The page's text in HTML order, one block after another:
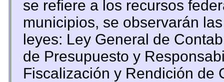
se refiere a los recursos
municipios, se observarán
leyes: Ley General de
de Presupuesto y
Fiscalización y Rendición de